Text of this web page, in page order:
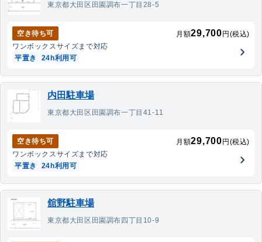
東京都大田区田園調布一丁目28-5
空き待ち可 月額29,700 円(税込)
ワンボックスサイズまで対応
平置き
24h利用可
内田駐車場
東京都大田区田園調布一丁目41-11
空き待ち可 月額29,700 円(税込)
ワンボックスサイズまで対応
平置き
24h利用可
舘野駐車場
東京都大田区田園調布四丁目10-9